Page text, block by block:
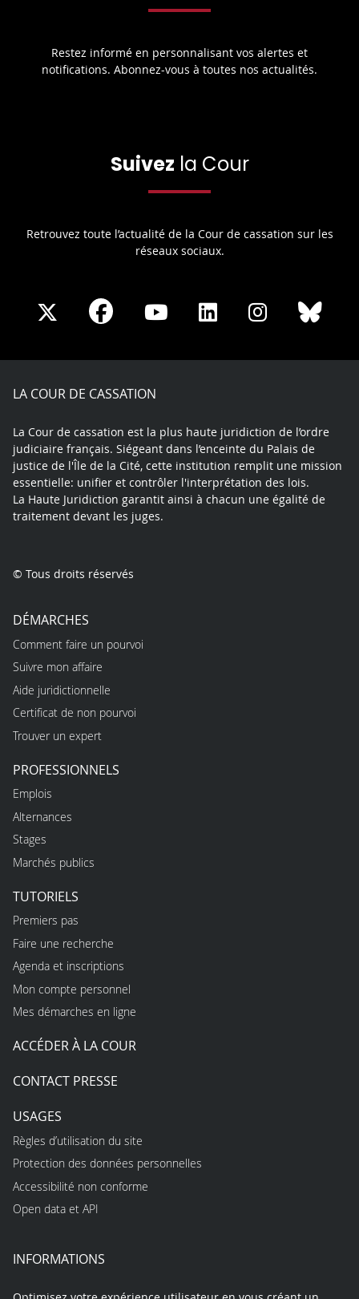
Restez informé en personnalisant vos alertes et
notifications. Abonnez-vous à toutes nos actualités.
Suivez la Cour
Retrouvez toute l’actualité de la Cour de cassation sur les
réseaux sociaux.
Share
X
Share
Facebook
Share
Youtube
Share
LinkedIn
Share
Instagram
LA COUR DE CASSATION
La Cour de cassation est la plus haute juridiction de l’ordre
judiciaire français. Siégeant dans l’enceinte du Palais de
justice de l'Île de la Cité, cette institution remplit une mission
essentielle: unifier et contrôler l'interprétation des lois.
La Haute Juridiction garantit ainsi à chacun une égalité de
traitement devant les juges.
© Tous droits réservés
DÉMARCHES
Comment faire un pourvoi
Suivre mon affaire
Aide juridictionnelle
Certificat de non pourvoi
Trouver un expert
PROFESSIONNELS
Emplois
Alternances
Stages
Marchés publics
TUTORIELS
Premiers pas
Faire une recherche
Agenda et inscriptions
Mon compte personnel
Mes démarches en ligne
ACCÉDER À LA COUR
CONTACT PRESSE
USAGES
Règles d’utilisation du site
Protection des données personnelles
Accessibilité non conforme
Open data et API
INFORMATIONS